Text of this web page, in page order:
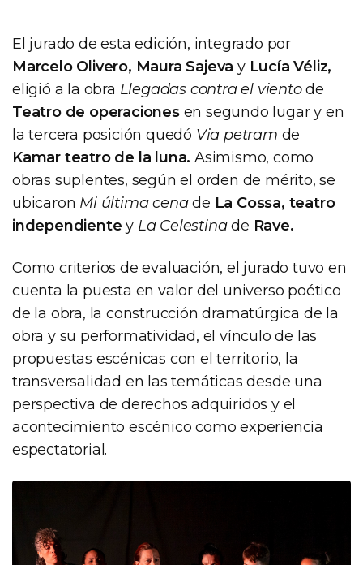
El jurado de esta edición, integrado por
Marcelo Olivero, Maura Sajeva y Lucía Véliz,
eligió a la obra Llegadas contra el vientode
Teatro de operacionesen segundo lugar y en
la tercera posición quedó Via petram de
Kamar teatro de la luna. Asimismo, como
obras suplentes, según el orden de mérito, se
ubicaron Mi última cenade La Cossa, teatro
independiente y La Celestinade Rave.
Como criterios de evaluación, el jurado tuvo en
cuenta la puesta en valor del universo poético
de la obra, la construcción dramatúrgica de la
obra y su performatividad, el vínculo de las
propuestas escénicas con el territorio, la
transversalidad en las temáticas desde una
perspectiva de derechos adquiridos y el
acontecimiento escénico como experiencia
espectatorial.